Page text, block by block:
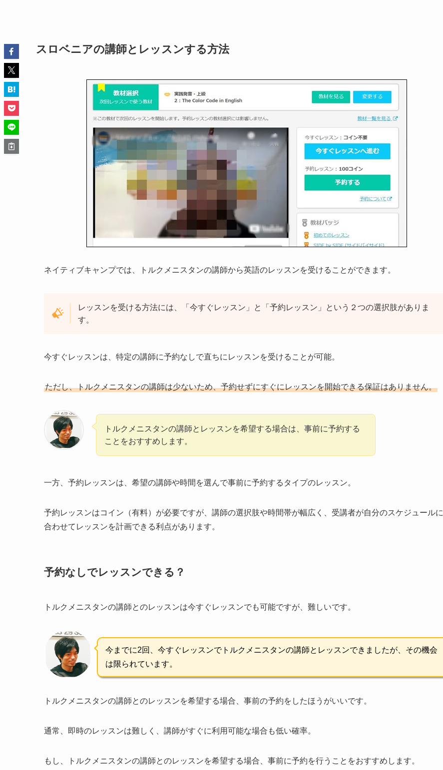
スロベニアの講師とレッスンする方法
ネイティブキャンプでは、トルクメニスタンの講師から英語のレッスンを受けることができます。
レッスンを受ける方法には、「今すぐレッスン」と「予約レッスン」という２つの選択肢がありま
す。
今すぐレッスンは、特定の講師に予約なしで直ちにレッスンを受けることが可能。
ただし、トルクメニスタンの講師は少ないため、予約せずにすぐにレッスンを開始できる保証はありません。
トルクメニスタンの講師とレッスンを希望する場合は、事前に予約する
ことをおすすめします。
一方、予約レッスンは、希望の講師や時間を選んで事前に予約するタイプのレッスン。
予約レッスンはコイン（有料）が必要ですが、講師の選択肢や時間帯が幅広く、受講者が自分のスケジュールに
合わせてレッスンを計画できる利点があります。
予約なしでレッスンできる？
トルクメニスタンの講師とのレッスンは今すぐレッスンでも可能ですが、難しいです。
今までに2回、今すぐレッスンでトルクメニスタンの講師とレッスンできましたが、その機会
は限られています。
トルクメニスタンの講師とのレッスンを希望する場合、事前の予約をしたほうがいいです。
通常、即時のレッスンは難しく、講師がすぐに利用可能な場合も低い確率。
もし、トルクメニスタンの講師とのレッスンを希望する場合、事前に予約を行うことをおすすめします。